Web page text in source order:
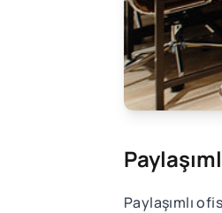
Paylaşımlı